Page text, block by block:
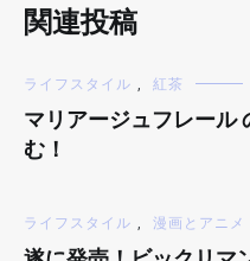
関連投稿
ライフスタイル , 紅茶
マリアージュフレール
む！
ライフスタイル , 漫画とアニメ